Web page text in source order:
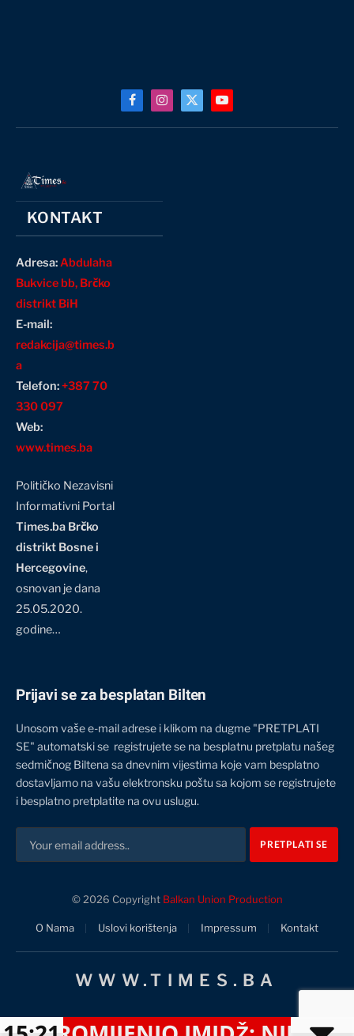
FacebookInstagram
X
YouTube
KONTAKT
Adresa:Abdulaha
Bukvice bb, Brčko
distrikt BiH
E-mail:
redakcija@times.b
a
Telefon:+387 70
330 097
Web:
www.times.ba
Političko Nezavisni
Informativni Portal
Times.ba Brčko
distrikt Bosne i
Hercegovine,
osnovan je dana
25.05.2020.
godine…
Prijavi se za besplatan Bilten
Unosom vaše e-mail adrese i klikom na dugme "PRETPLATI
SE" automatski se registrujete se na besplatnu pretplatu našeg
sedmičnog Biltena sa dnevnim vijestima koje vam besplatno
dostavljamo na vašu elektronsku poštu sa kojom se registrujete
i besplatno pretplatite na ovu uslugu.
© 2026 Copyright Balkan Union Production
O Nama Uslovi korištenja Impressum Kontakt
WWW.TIMES.BA